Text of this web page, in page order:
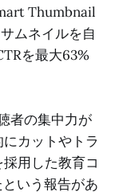
Thumbnail
ムネイルを自
を最大63%
者の集中力が
カットやトラ
用した教育コ
いう報告があ